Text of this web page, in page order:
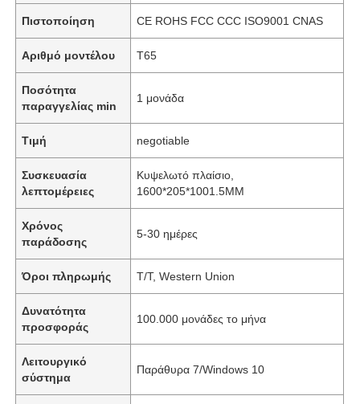
Πιστοποίηση CE ROHS FCC CCC ISO9001 CNAS
Αριθμό μοντέλου T65
Ποσότητα
παραγγελίας min
1 μονάδα
Τιμή negotiable
Συσκευασία
λεπτομέρειες
Κυψελωτό πλαίσιο,
1600*205*1001.5MM
Χρόνος
παράδοσης
5-30 ημέρες
Όροι πληρωμής T/T, Western Union
Δυνατότητα
προσφοράς
100.000 μονάδες το μήνα
Λειτουργικό
σύστημα
Παράθυρα 7/Windows 10